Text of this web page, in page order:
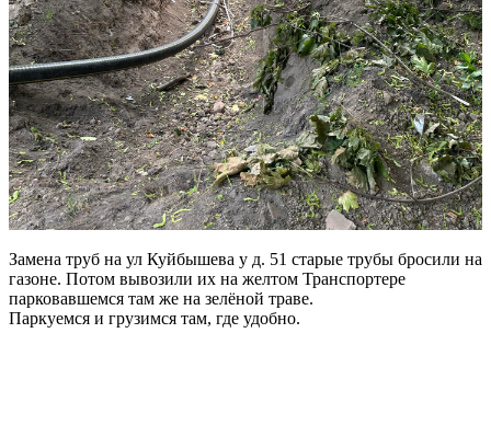
Замена труб на ул Куйбышева у д. 51 старые трубы бросили на
газоне. Потом вывозили их на желтом Транспортере
парковавшемся там же на зелёной траве.
Паркуемся и грузимся там, где удобно.